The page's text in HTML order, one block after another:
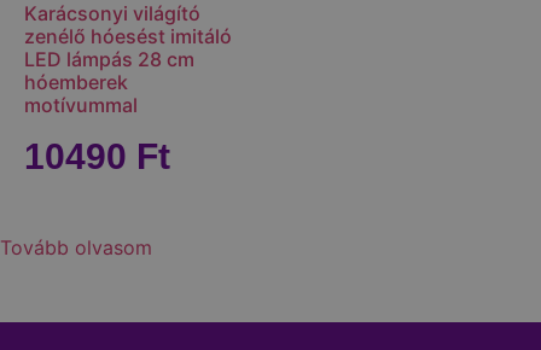
Karácsonyi világító
zenélő hóesést imitáló
LED lámpás 28 cm
hóemberek
motívummal
10490 Ft
Tovább olvasom